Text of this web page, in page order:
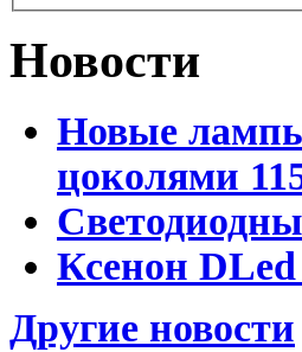
Новости
Новые лампы
цоколями
Ксенон
Другие новости